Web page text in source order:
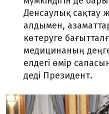
Денсаулық сақтау
алдымен,
көтеруге
медицинаның
елдегі өмір
деді Президент.